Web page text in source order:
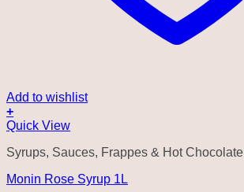
Add to wishlist
+
Quick View
Syrups, Sauces, Frappes & Hot Chocolate
Monin Rose Syrup 1L